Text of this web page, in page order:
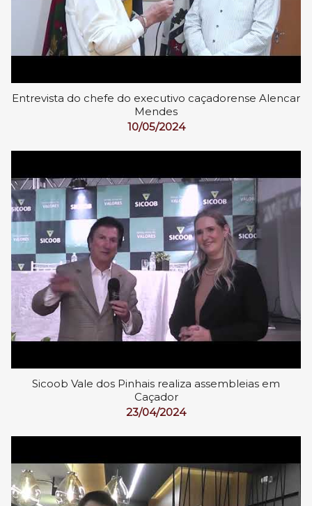
Entrevista do chefe do executivo caçadorense Alencar
Mendes
10/05/2024
Sicoob Vale dos Pinhais realiza assembleias em
Caçador
23/04/2024